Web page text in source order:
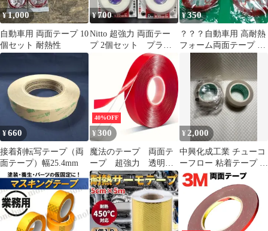
¥1,000
自動車用 両面テープ 10
個セット 耐熱性
¥700
Nitto 超強力 両面テー
プ 2個セット プラス
¥350
？？？自動車用 高耐熱
フォーム両面テープ ３
¥660
接着剤転写テープ（両
面テープ）幅25.4mm
40%OFF
¥ 300
魔法のテープ 両面テ
ープ 超強力 透明
粘着 はがせる 防水
１個
¥ 2,000
中興化成工業 チューコ
ーフロー 粘着テープ 2
巻セット